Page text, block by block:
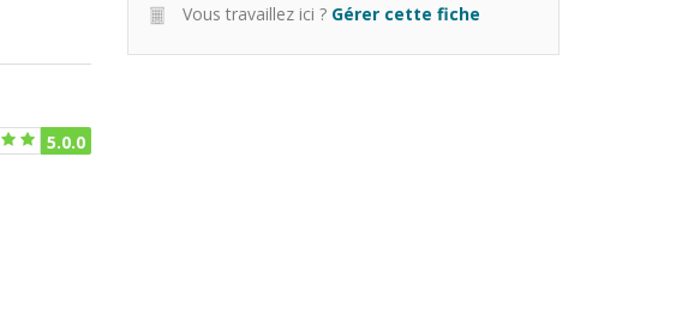
5.0.0
Vous travaillez ici ? Gérer cette fiche